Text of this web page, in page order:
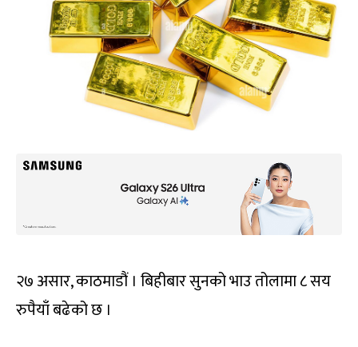
२७ असार, काठमाडौं । बिहीबार सुनको भाउ तोलामा ८ सय
रुपैयाँ बढेको छ ।